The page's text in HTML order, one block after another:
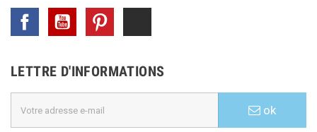
Facebook YouTube
LETTRE D'INFORMATIONS
ok